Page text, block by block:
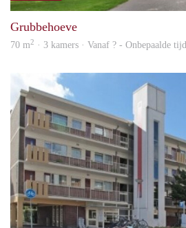
Grubbehoeve
70 m2 · 3 kamers · Vanaf ? - Onbepaalde tijd